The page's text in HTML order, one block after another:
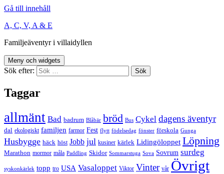
Gå till innehåll
A, C, V, A & E
Familjeäventyr i villaidyllen
Meny och widgets
Sök efter:
Taggar
allmänt Bad badrum Blåbär bröd Bus Cykel dagens äventyr
dal ekologiskt familjen farmor Fest flytt födelsedag fönster förskola Gunga
Husbygge häck höst Jobb jul kusiner kärlek Lidingöloppet Löpning
Marathon mormor måla Paddling Skidor Sommarstuga Sova Sovrum surdeg
syskonkärlek topp tro USA Vasaloppet Viktor Vinter vår Övrigt